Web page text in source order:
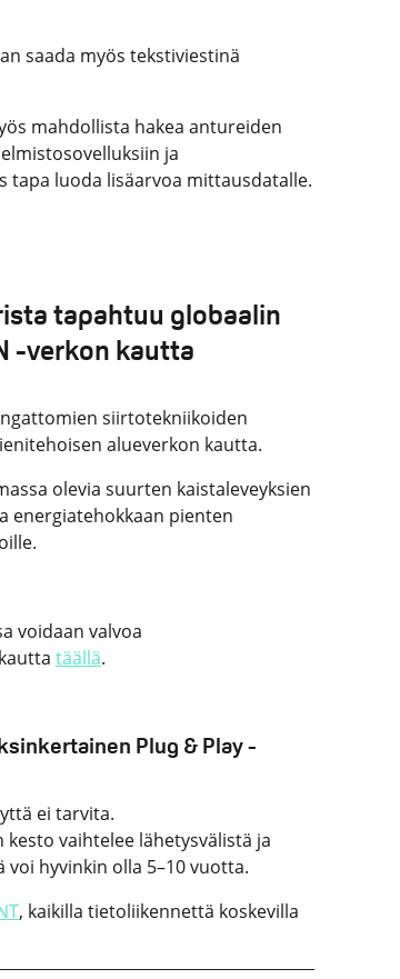
saada myös tekstiviestinä
mahdollista hakea antureiden
ja
tapa luoda lisäarvoa mittausdatalle.
tapahtuu globaalin
-verkon kautta
siirtotekniikoiden
alueverkon kautta.
olevia suurten kaistaleveyksien
energiatehokkaan pienten
voidaan valvoa
täällä.
Plug & Play -
ei tarvita.
vaihtelee lähetysvälistä ja
hyvinkin olla 5–10 vuotta.
, kaikilla tietoliikennettä koskevilla